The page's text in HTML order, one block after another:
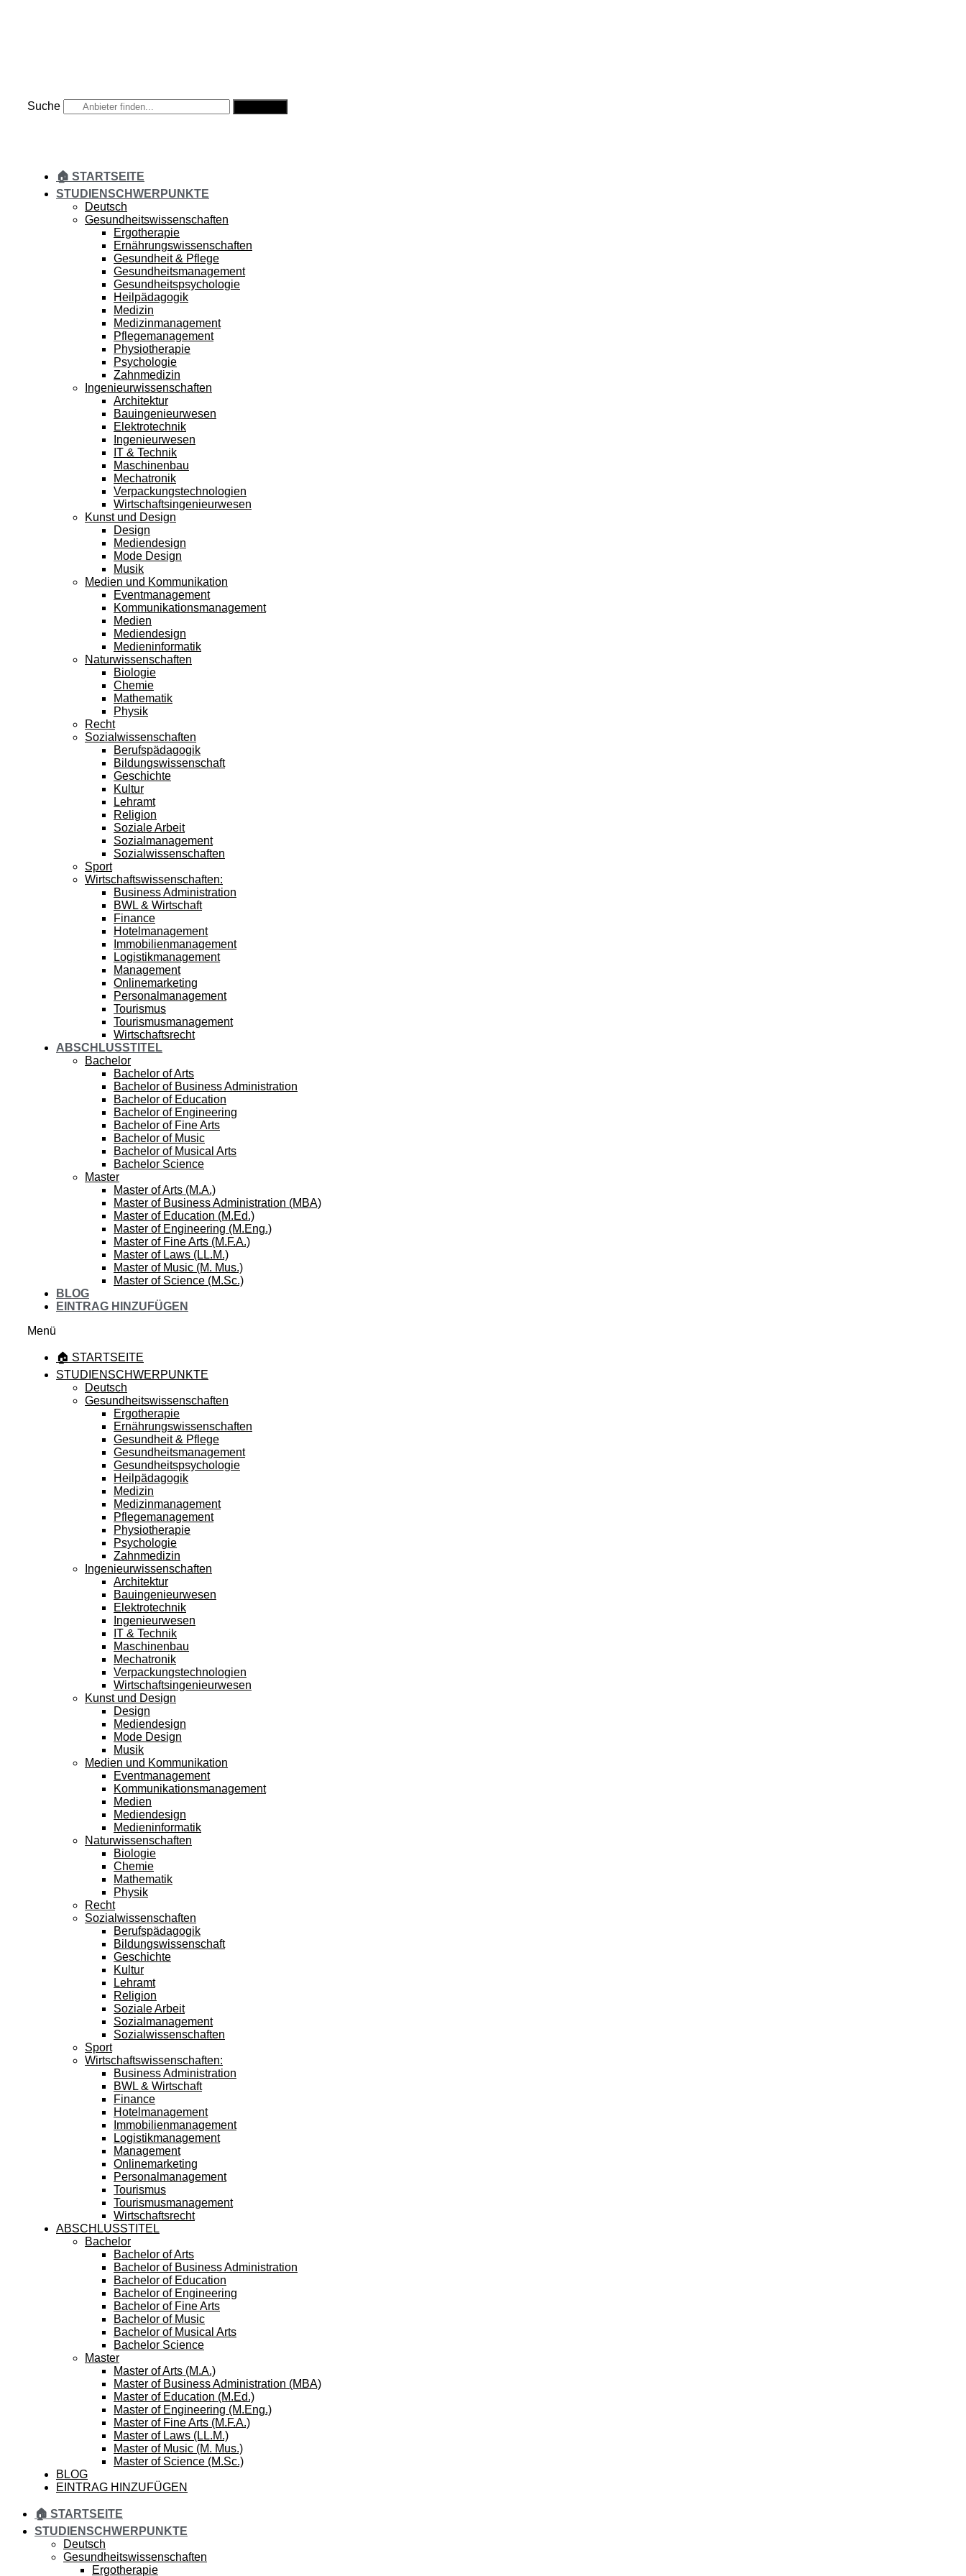
Suche
🏠 STARTSEITE
STUDIENSCHWERPUNKTE
Deutsch
Gesundheitswissenschaften
Ergotherapie
Ernährungswissenschaften
Gesundheit & Pflege
Gesundheitsmanagement
Gesundheitspsychologie
Heilpädagogik
Medizin
Medizinmanagement
Pflegemanagement
Physiotherapie
Psychologie
Zahnmedizin
Ingenieurwissenschaften
Architektur
Bauingenieurwesen
Elektrotechnik
Ingenieurwesen
IT & Technik
Maschinenbau
Mechatronik
Verpackungstechnologien
Wirtschaftsingenieurwesen
Kunst und Design
Design
Mediendesign
Mode Design
Musik
Medien und Kommunikation
Eventmanagement
Kommunikationsmanagement
Medien
Mediendesign
Medieninformatik
Naturwissenschaften
Biologie
Chemie
Mathematik
Physik
Recht
Sozialwissenschaften
Berufspädagogik
Bildungswissenschaft
Geschichte
Kultur
Lehramt
Religion
Soziale Arbeit
Sozialmanagement
Sozialwissenschaften
Sport
Wirtschaftswissenschaften:
Business Administration
BWL & Wirtschaft
Finance
Hotelmanagement
Immobilienmanagement
Logistikmanagement
Management
Onlinemarketing
Personalmanagement
Tourismus
Tourismusmanagement
Wirtschaftsrecht
ABSCHLUSSTITEL
Bachelor
Bachelor of Arts
Bachelor of Business Administration
Bachelor of Education
Bachelor of Engineering
Bachelor of Fine Arts
Bachelor of Music
Bachelor of Musical Arts
Bachelor Science
Master
Master of Arts (M.A.)
Master of Business Administration (MBA)
Master of Education (M.Ed.)
Master of Engineering (M.Eng.)
Master of Fine Arts (M.F.A.)
Master of Laws (LL.M.)
Master of Music (M. Mus.)
Master of Science (M.Sc.)
BLOG
EINTRAG HINZUFÜGEN
Menü
🏠 STARTSEITE
STUDIENSCHWERPUNKTE
Deutsch
Gesundheitswissenschaften
Ergotherapie
Ernährungswissenschaften
Gesundheit & Pflege
Gesundheitsmanagement
Gesundheitspsychologie
Heilpädagogik
Medizin
Medizinmanagement
Pflegemanagement
Physiotherapie
Psychologie
Zahnmedizin
Ingenieurwissenschaften
Architektur
Bauingenieurwesen
Elektrotechnik
Ingenieurwesen
IT & Technik
Maschinenbau
Mechatronik
Verpackungstechnologien
Wirtschaftsingenieurwesen
Kunst und Design
Design
Mediendesign
Mode Design
Musik
Medien und Kommunikation
Eventmanagement
Kommunikationsmanagement
Medien
Mediendesign
Medieninformatik
Naturwissenschaften
Biologie
Chemie
Mathematik
Physik
Recht
Sozialwissenschaften
Berufspädagogik
Bildungswissenschaft
Geschichte
Kultur
Lehramt
Religion
Soziale Arbeit
Sozialmanagement
Sozialwissenschaften
Sport
Wirtschaftswissenschaften:
Business Administration
BWL & Wirtschaft
Finance
Hotelmanagement
Immobilienmanagement
Logistikmanagement
Management
Onlinemarketing
Personalmanagement
Tourismus
Tourismusmanagement
Wirtschaftsrecht
ABSCHLUSSTITEL
Bachelor
Bachelor of Arts
Bachelor of Business Administration
Bachelor of Education
Bachelor of Engineering
Bachelor of Fine Arts
Bachelor of Music
Bachelor of Musical Arts
Bachelor Science
Master
Master of Arts (M.A.)
Master of Business Administration (MBA)
Master of Education (M.Ed.)
Master of Engineering (M.Eng.)
Master of Fine Arts (M.F.A.)
Master of Laws (LL.M.)
Master of Music (M. Mus.)
Master of Science (M.Sc.)
BLOG
EINTRAG HINZUFÜGEN
🏠 STARTSEITE
STUDIENSCHWERPUNKTE
Deutsch
Gesundheitswissenschaften
Ergotherapie